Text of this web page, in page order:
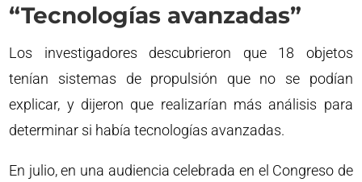
“Tecnologías avanzadas”
Los investigadores descubrieron que 18 objetos
tenían sistemas de propulsión que no se podían
explicar, y dijeron que realizarían más análisis para
determinar si había tecnologías avanzadas.
En julio, en una audiencia celebrada en el Congreso de